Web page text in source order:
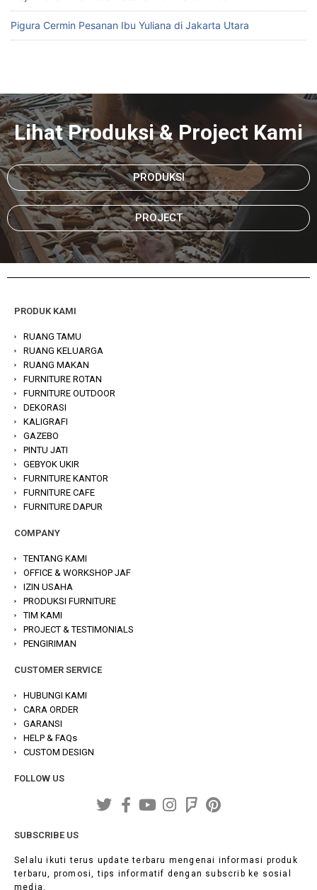
Pigura Cermin Pesanan Ibu Yuliana di Jakarta Utara
Lihat Produksi & Project Kami
PRODUKSI
PROJECT
PRODUK KAMI
RUANG TAMU
RUANG KELUARGA
RUANG MAKAN
FURNITURE ROTAN
FURNITURE OUTDOOR
DEKORASI
KALIGRAFI
GAZEBO
PINTU JATI
GEBYOK UKIR
FURNITURE KANTOR
FURNITURE CAFE
FURNITURE DAPUR
COMPANY
TENTANG KAMI
OFFICE & WORKSHOP JAF
IZIN USAHA
PRODUKSI FURNITURE
TIM KAMI
PROJECT & TESTIMONIALS
PENGIRIMAN
CUSTOMER SERVICE
HUBUNGI KAMI
CARA ORDER
GARANSI
HELP & FAQs
CUSTOM DESIGN
FOLLOW US
SUBSCRIBE US
Selalu ikuti terus update terbaru mengenai informasi produk
terbaru, promosi, tips informatif dengan subscrib ke sosial
media.